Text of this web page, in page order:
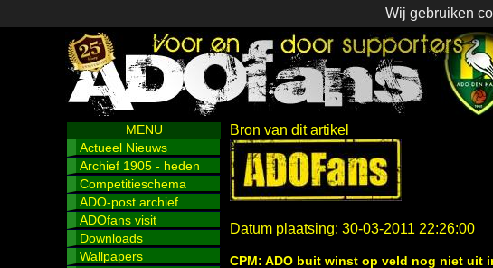
Wij gebruiken
MENU
Actueel Nieuws
Archief 1905 - heden
Competitieschema
ADO-post archief
ADOfans visit
Downloads
Wallpapers
Bron van dit artikel
Datum plaatsing: 30-03-2011 22:26:00
CPM: ADO buit winst op veld nog niet uit